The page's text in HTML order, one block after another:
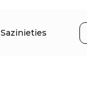
Sazinieties